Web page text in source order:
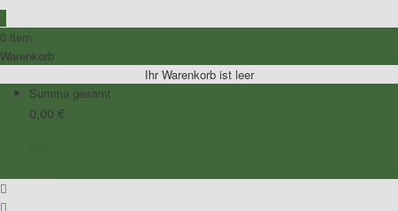
0 item
Warenkorb
Ihr Warenkorb ist leer
Summe gesamt
0,00 €